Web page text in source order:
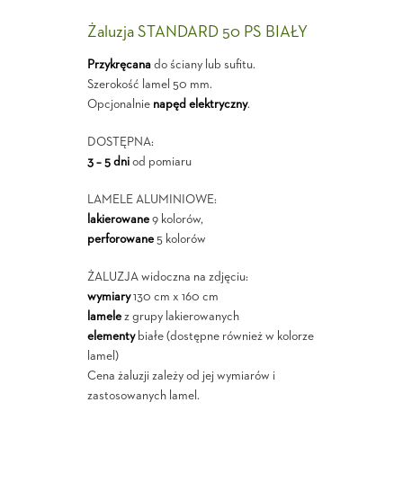
Żaluzja STANDARD 50 PS BIAŁY
Przykręcanado ściany lub sufitu.
Szerokość lamel 50 mm.
Opcjonalnie napęd elektryczny.
DOSTĘPNA:
3 – 5 dniod pomiaru
LAMELE ALUMINIOWE:
lakierowane9 kolorów,
perforowane5 kolorów
ŻALUZJA widoczna na zdjęciu:
wymiary130 cm x 160 cm
lamelez grupy lakierowanych
elementybiałe (dostępne również w kolorze
lamel)
Cena żaluzji zależy od jej wymiarów i
zastosowanych lamel.